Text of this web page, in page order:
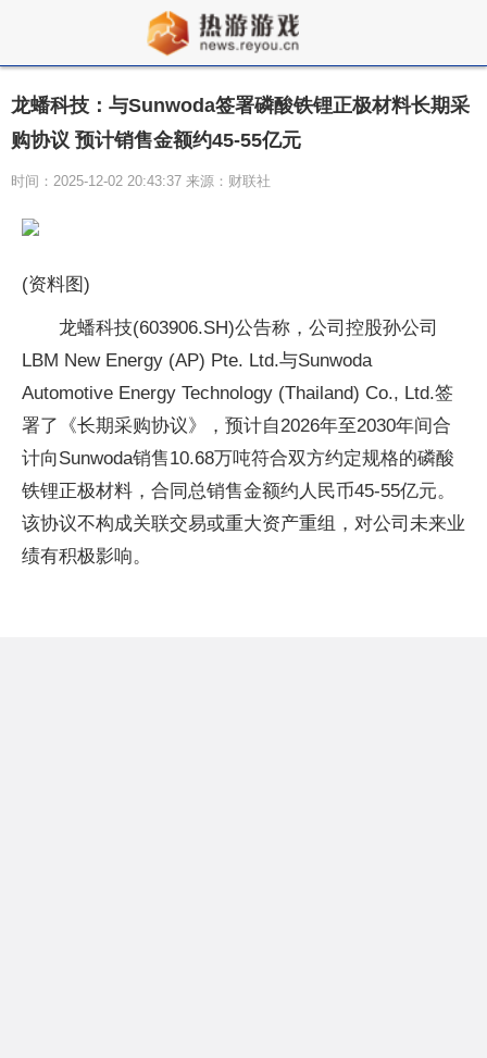
龙蟠科技：与Sunwoda签署磷酸铁锂正极材料长期采
购协议 预计销售金额约45-55亿元
时间：2025-12-02 20:43:37 来源：财联社
(资料图)
龙蟠科技(603906.SH)公告称，公司控股孙公司
LBM New Energy (AP) Pte. Ltd.与Sunwoda
Automotive Energy Technology (Thailand) Co., Ltd.签
署了《长期采购协议》，预计自2026年至2030年间合
计向Sunwoda销售10.68万吨符合双方约定规格的磷酸
铁锂正极材料，合同总销售金额约人民币45-55亿元。
该协议不构成关联交易或重大资产重组，对公司未来业
绩有积极影响。